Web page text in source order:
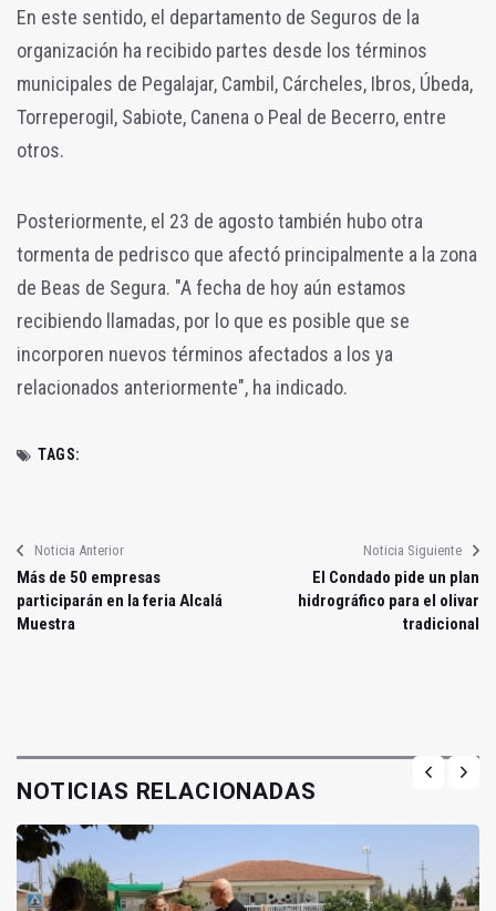
En este sentido, el departamento de Seguros de la
organización ha recibido partes desde los términos
municipales de Pegalajar, Cambil, Cárcheles, Ibros, Úbeda,
Torreperogil, Sabiote, Canena o Peal de Becerro, entre
otros.
Posteriormente, el 23 de agosto también hubo otra
tormenta de pedrisco que afectó principalmente a la zona
de Beas de Segura. "A fecha de hoy aún estamos
recibiendo llamadas, por lo que es posible que se
incorporen nuevos términos afectados a los ya
relacionados anteriormente", ha indicado.
TAGS:
Noticia Anterior
Más de 50 empresas
participarán en la feria Alcalá
Muestra
Noticia Siguiente
El Condado pide un plan
hidrográfico para el olivar
tradicional
NOTICIAS RELACIONADAS